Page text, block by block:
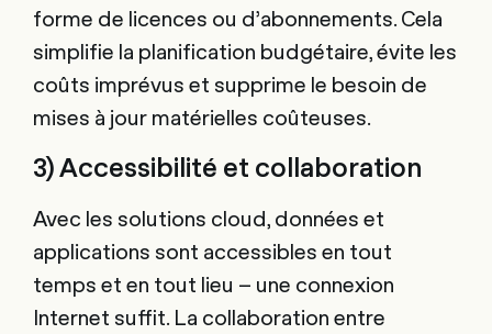
forme de licences ou d’abonnements. Cela
simplifie la planification budgétaire, évite les
coûts imprévus et supprime le besoin de
mises à jour matérielles coûteuses.
3) Accessibilité et collaboration
Avec les solutions cloud, données et
applications sont accessibles en tout
temps et en tout lieu – une connexion
Internet suffit. La collaboration entre